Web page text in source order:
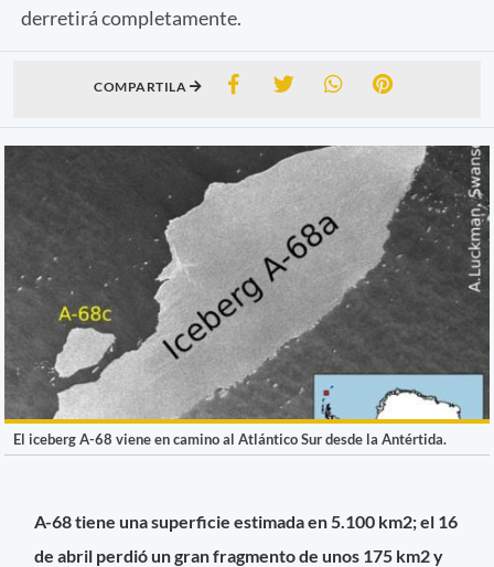
derretirá completamente.
COMPARTILA
El iceberg A-68 viene en camino al Atlántico Sur desde la Antértida.
A-68 tiene una superficie estimada en 5.100 km2; el 16
de abril perdió un gran fragmento de unos 175 km2 y